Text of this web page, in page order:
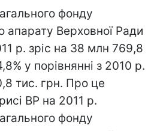
фонду
Верховної Ради
р. зріс на 38 млн 769,8
у порівнянні з 2010 р.
тис. грн. Про це
ВР на 2011 р.
фонду